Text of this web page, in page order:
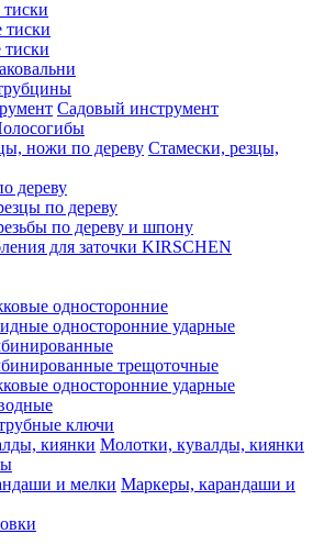
тиски
Садовый инструмент
Стамески, резцы,
дереву
по дереву
по дереву и шпону
для заточки KIRSCHEN
односторонние
односторонние ударные
трещоточные
односторонние ударные
ключи
Молотки, кувалды, киянки
Маркеры, карандаши и